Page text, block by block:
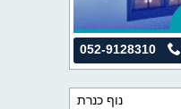
052-9128310
נוף כנרת